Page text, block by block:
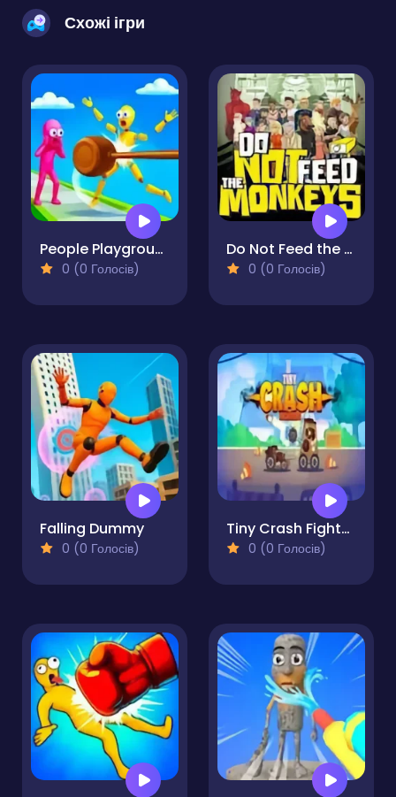
Схожі ігри
People Playground! Ragdoll Arena!
0 (0 Голосів)
Do Not Feed the Monkeys
0 (0 Голосів)
Falling Dummy
0 (0 Голосів)
Tiny Crash Fighters Pro
0 (0 Голосів)